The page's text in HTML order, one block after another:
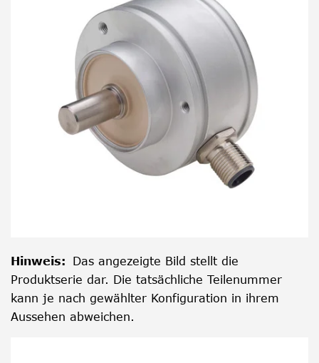
Hinweis: Das angezeigte Bild stellt die
Produktserie dar. Die tatsächliche Teilenummer
kann je nach gewählter Konfiguration in ihrem
Aussehen abweichen.